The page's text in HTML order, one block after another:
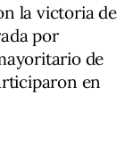
la victoria de
por
de
en